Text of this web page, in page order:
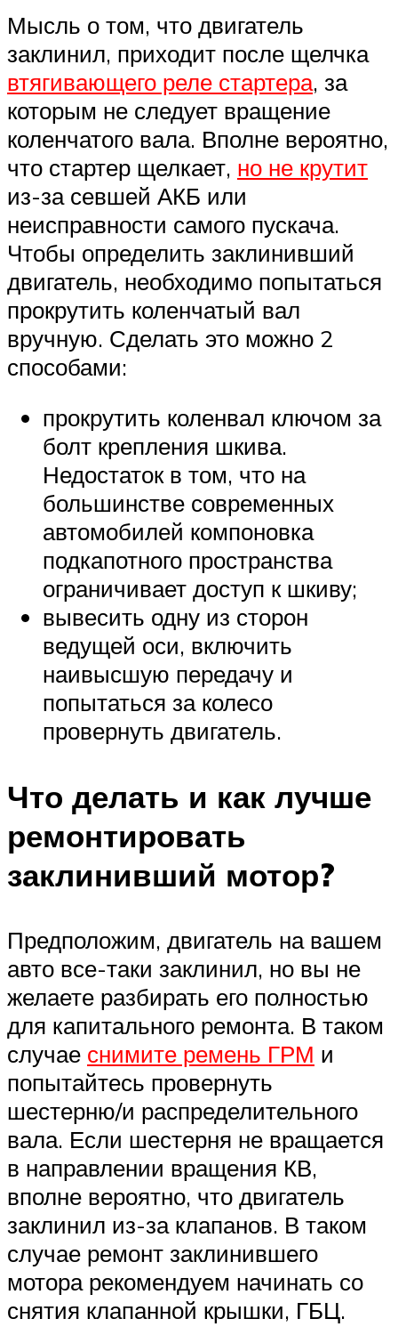
Мысль о том, что двигатель
заклинил, приходит после щелчка
втягивающего реле стартера, за
которым не следует вращение
коленчатого вала. Вполне вероятно,
что стартер щелкает, но не крутит
из-за севшей АКБ или
неисправности самого пускача.
Чтобы определить заклинивший
двигатель, необходимо попытаться
прокрутить коленчатый вал
вручную. Сделать это можно 2
способами:
прокрутить коленвал ключом за
болт крепления шкива.
Недостаток в том, что на
большинстве современных
автомобилей компоновка
подкапотного пространства
ограничивает доступ к шкиву;
вывесить одну из сторон
ведущей оси, включить
наивысшую передачу и
попытаться за колесо
провернуть двигатель.
Что делать и как лучше
ремонтировать
заклинивший мотор?
Предположим, двигатель на вашем
авто все-таки заклинил, но вы не
желаете разбирать его полностью
для капитального ремонта. В таком
случае снимите ремень ГРМ и
попытайтесь провернуть
шестерню/и распределительного
вала. Если шестерня не вращается
в направлении вращения КВ,
вполне вероятно, что двигатель
заклинил из-за клапанов. В таком
случае ремонт заклинившего
мотора рекомендуем начинать со
снятия клапанной крышки, ГБЦ.